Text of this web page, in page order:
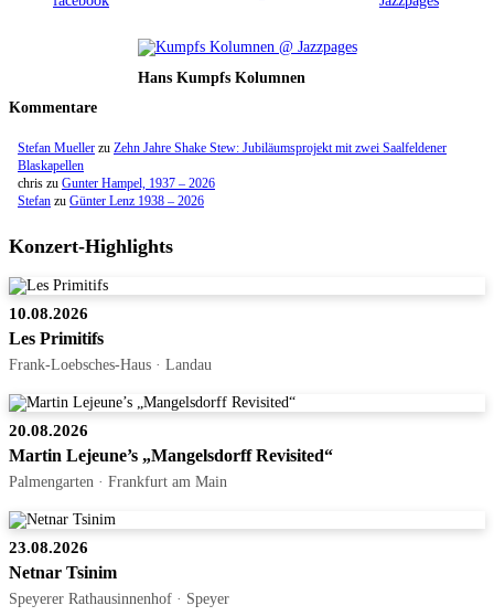
Hans Kumpfs Kolumnen
Kommentare
Stefan Mueller zu Zehn Jahre Shake Stew: Jubiläumsprojekt mit zwei Saalfeldener
Blaskapellen
chris zu Gunter Hampel, 1937 – 2026
Stefan zu Günter Lenz 1938 – 2026
Konzert-Highlights
10.08.2026
Les Primitifs
Frank-Loebsches-Haus · Landau
20.08.2026
Martin Lejeune’s „Mangelsdorff Revisited“
Palmengarten · Frankfurt am Main
23.08.2026
Netnar Tsinim
Speyerer Rathausinnenhof · Speyer